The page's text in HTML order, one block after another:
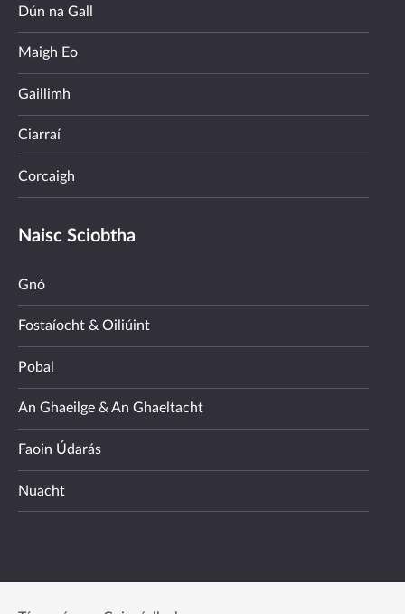
Dún na Gall
Maigh Eo
Gaillimh
Ciarraí
Corcaigh
Naisc Sciobtha
Gnó
Fostaíocht & Oiliúint
Pobal
An Ghaeilge & An Ghaeltacht
Faoin Údarás
Nuacht